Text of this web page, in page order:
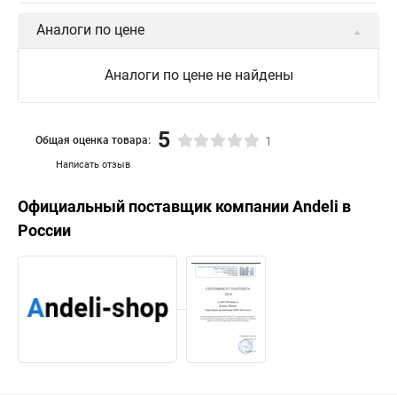
Аналоги по цене
Аналоги по цене не найдены
Написать отзыв
Общая оценка товара: 5 1
Официальный поставщик компанииAndeli в
России